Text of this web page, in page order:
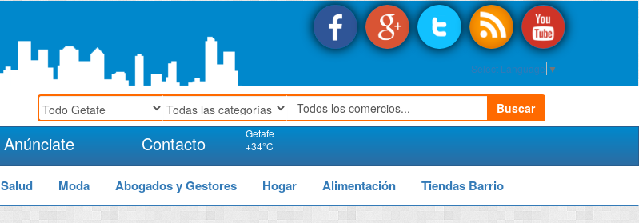
Select Language ▼
Buscar
Anúnciate Contacto
Getafe
+34°C
Salud Moda Abogados y Gestores Hogar Alimentación Tiendas Barrio